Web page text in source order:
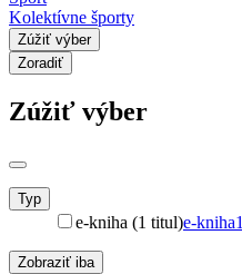
Kolektívne športy
Zúžiť výber
Zoradiť
Zúžiť výber
Typ
e-kniha (1 titul)e-kniha1
Zobraziť iba